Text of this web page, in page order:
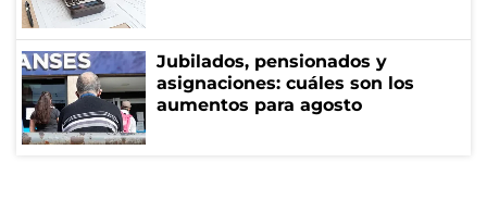
Jubilados, pensionados y
asignaciones: cuáles son los
aumentos para agosto